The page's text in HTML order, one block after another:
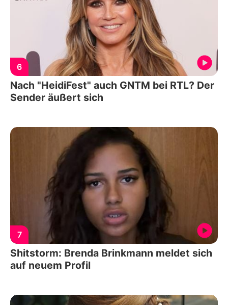
6
Nach "HeidiFest" auch GNTM bei RTL? Der
Sender äußert sich
7
Shitstorm: Brenda Brinkmann meldet sich
auf neuem Profil